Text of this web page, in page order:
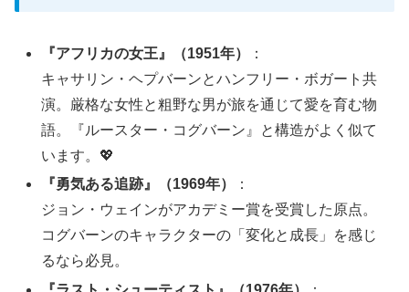
『アフリカの女王』（1951年）
：
キャサリン・ヘプバーンとハンフリー・ボガート共
演。厳格な女性と粗野な男が旅を通じて愛を育む物
語。『ルースター・コグバーン』と構造がよく似て
います。💖
『勇気ある追跡』（1969年）
：
ジョン・ウェインがアカデミー賞を受賞した原点。
コグバーンのキャラクターの「変化と成長」を感じ
るなら必見。